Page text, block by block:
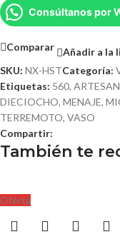
Consúltanos por
Comparar
Añadir a la
SKU: NX-HSTCategoría:
Etiquetas: 560,
DIECIOCHO, MENAJE,
TERREMOTO, VASO
Compartir:
También te
Oferta